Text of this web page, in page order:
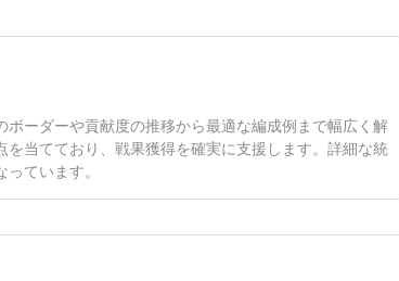
ーダーや貢献度の推移から最適な編成例まで幅広く解
当てており、戦果獲得を確実に支援します。詳細な統
ています。